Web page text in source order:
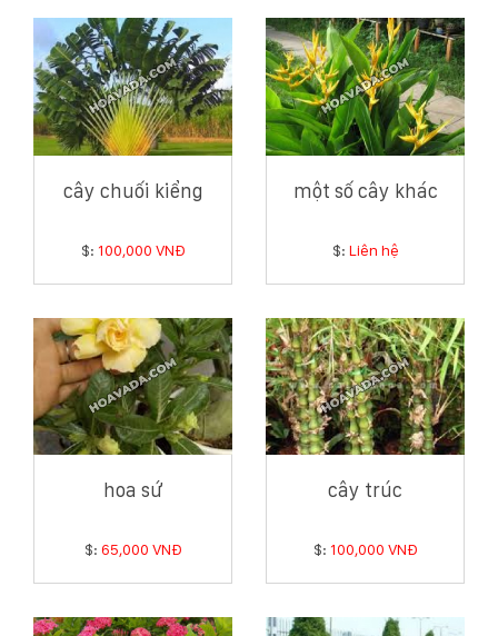
cây chuối kiểng
$: 100,000 VNĐ
một số cây khác
$: Liên hệ
hoa sứ
$: 65,000 VNĐ
cây trúc
$: 100,000 VNĐ